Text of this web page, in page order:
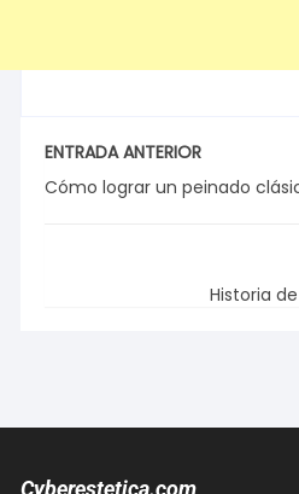
ENTRADA ANTERIOR
Cómo lograr un peinado
Historia
Cyberestetica.com